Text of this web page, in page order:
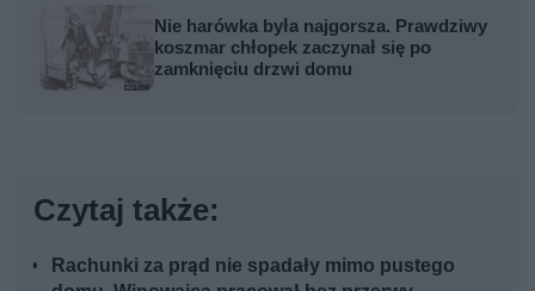
Nie harówka była najgorsza. Prawdziwy
koszmar chłopek zaczynał się po
zamknięciu drzwi domu
Czytaj także:
Rachunki za prąd nie spadały mimo pustego